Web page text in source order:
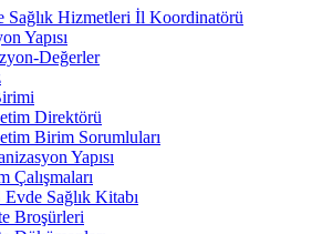
Sağlık Hizmetleri İl Koordinatörü
Yapısı
Değerler
Direktörü
Birim Sorumluları
Yapısı
Çalışmaları
Evde Sağlık Kitabı
Broşürleri